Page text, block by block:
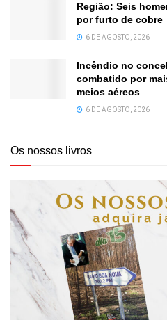
Região: Seis
por furto de cobre
6 DE AGOSTO, 2026
Incêndio no
combatido por
meios aéreos
6 DE AGOSTO, 2026
Os nossos livros